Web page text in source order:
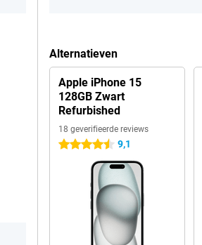
Alternatieven
Apple iPhone 15
128GB Zwart
Refurbished
18 geverifieerde reviews
4.5 sterren 9,1